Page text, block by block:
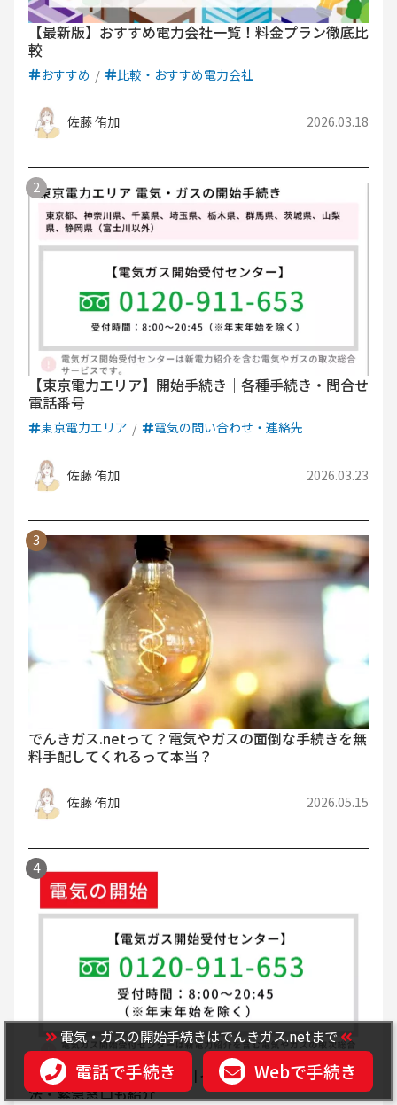
【最新版】おすすめ電力会社一覧！料金プラン徹底比
較
おすすめ 比較・おすすめ電力会社
佐藤 侑加 2026.03.18
【東京電力エリア】開始手続き｜各種手続き・問合せ
電話番号
東京電力エリア 電気の問い合わせ・連絡先
佐藤 侑加 2026.03.23
でんきガス.netって？電気やガスの面倒な手続きを無
料手配してくれるって本当？
佐藤 侑加 2026.05.15
電気は即日開通できる？引っ越し当日に開通する方
法・緊急窓口も紹介
電気・ガスの開始手続きはでんきガス.netまで
電話で手続き Webで手続き